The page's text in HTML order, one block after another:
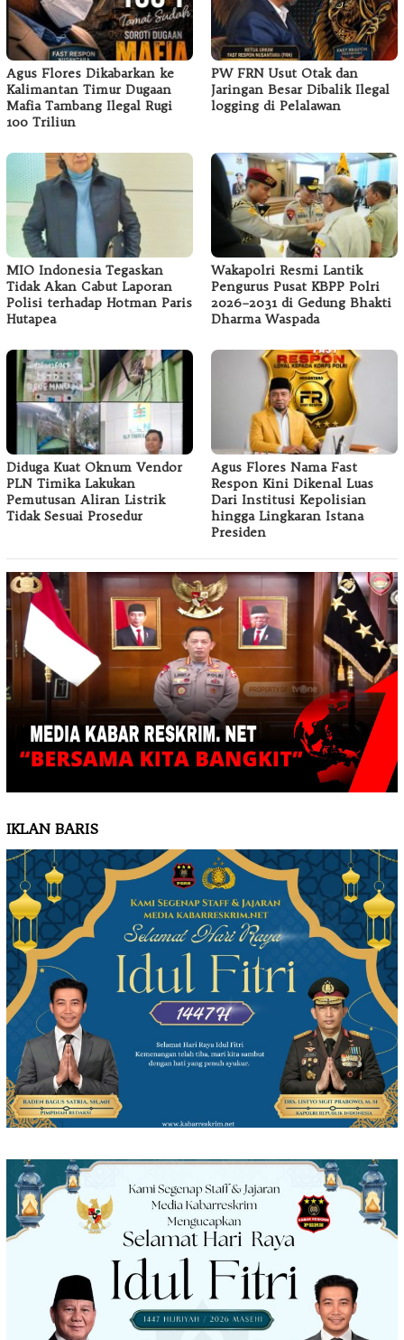
Agus Flores Dikabarkan ke
Kalimantan Timur Dugaan
Mafia Tambang Ilegal Rugi
100 Triliun
PW FRN Usut Otak dan
Jaringan Besar Dibalik Ilegal
logging di Pelalawan
MIO Indonesia Tegaskan
Tidak Akan Cabut Laporan
Polisi terhadap Hotman Paris
Hutapea
Wakapolri Resmi Lantik
Pengurus Pusat KBPP Polri
2026–2031 di Gedung Bhakti
Dharma Waspada
Diduga Kuat Oknum Vendor
PLN Timika Lakukan
Pemutusan Aliran Listrik
Tidak Sesuai Prosedur
Agus Flores Nama Fast
Respon Kini Dikenal Luas
Dari Institusi Kepolisian
hingga Lingkaran Istana
Presiden
IKLAN BARIS